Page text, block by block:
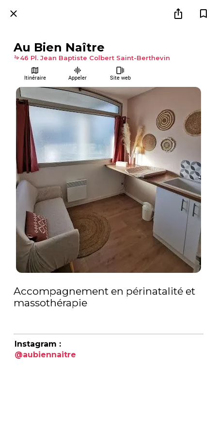
Au Bien Naître
46 Pl. Jean Baptiste Colbert Saint-Berthevin
Itinéraire Appeler Site web
Accompagnement en périnatalité et
massothérapie
Instagram :
@aubiennaitre